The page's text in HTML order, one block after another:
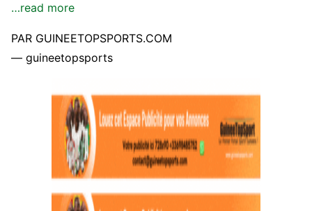
…read more
PAR GUINEETOPSPORTS.COM
— guineetopsports